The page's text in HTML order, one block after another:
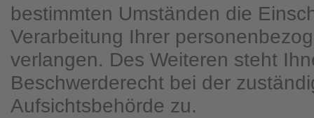
bestimmten Umständen die
Verarbeitung Ihrer
verlangen. Des Weiteren steht
Beschwerderecht bei der
Aufsichtsbehörde zu.